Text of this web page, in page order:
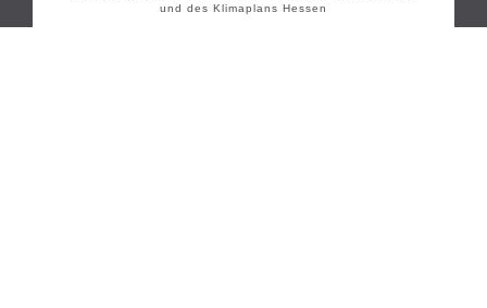
und des Klimaplans Hessen